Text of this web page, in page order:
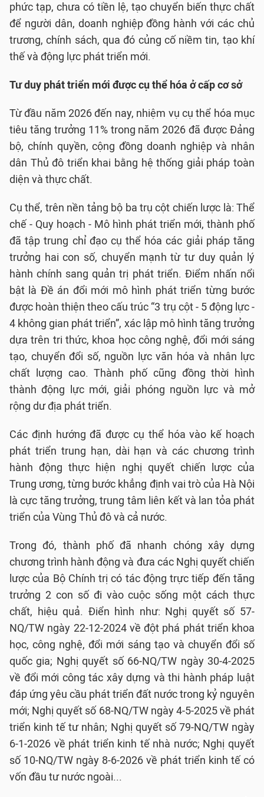
phức tạp, chưa có tiền lệ, tạo chuyển biến thực chất
để người dân, doanh nghiệp đồng hành với các chủ
trương, chính sách, qua đó củng cố niềm tin, tạo khí
thế và động lực phát triển mới.
Tư duy phát triển mới được cụ thể hóa ở cấp cơ sở
Từ đầu năm 2026 đến nay, nhiệm vụ cụ thể hóa mục
tiêu tăng trưởng 11% trong năm 2026 đã được Đảng
bộ, chính quyền, cộng đồng doanh nghiệp và nhân
dân Thủ đô triển khai bằng hệ thống giải pháp toàn
diện và thực chất.
Cụ thể, trên nền tảng bộ ba trụ cột chiến lược là: Thể
chế - Quy hoạch - Mô hình phát triển mới, thành phố
đã tập trung chỉ đạo cụ thể hóa các giải pháp tăng
trưởng hai con số, chuyển mạnh từ tư duy quản lý
hành chính sang quản trị phát triển. Điểm nhấn nổi
bật là Đề án đổi mới mô hình phát triển từng bước
được hoàn thiện theo cấu trúc “3 trụ cột - 5 động lực -
4 không gian phát triển”, xác lập mô hình tăng trưởng
dựa trên tri thức, khoa học công nghệ, đổi mới sáng
tạo, chuyển đổi số, nguồn lực văn hóa và nhân lực
chất lượng cao. Thành phố cũng đồng thời hình
thành động lực mới, giải phóng nguồn lực và mở
rộng dư địa phát triển.
Các định hướng đã được cụ thể hóa vào kế hoạch
phát triển trung hạn, dài hạn và các chương trình
hành động thực hiện nghị quyết chiến lược của
Trung ương, từng bước khẳng định vai trò của Hà Nội
là cực tăng trưởng, trung tâm liên kết và lan tỏa phát
triển của Vùng Thủ đô và cả nước.
Trong đó, thành phố đã nhanh chóng xây dựng
chương trình hành động và đưa các Nghị quyết chiến
lược của Bộ Chính trị có tác động trực tiếp đến tăng
trưởng 2 con số đi vào cuộc sống một cách thực
chất, hiệu quả. Điển hình như: Nghị quyết số 57-
NQ/TW ngày 22-12-2024 về đột phá phát triển khoa
học, công nghệ, đổi mới sáng tạo và chuyển đổi số
quốc gia; Nghị quyết số 66-NQ/TW ngày 30-4-2025
về đổi mới công tác xây dựng và thi hành pháp luật
đáp ứng yêu cầu phát triển đất nước trong kỷ nguyên
mới; Nghị quyết số 68-NQ/TW ngày 4-5-2025 về phát
triển kinh tế tư nhân; Nghị quyết số 79-NQ/TW ngày
6-1-2026 về phát triển kinh tế nhà nước; Nghị quyết
số 10-NQ/TW ngày 8-6-2026 về phát triển kinh tế có
vốn đầu tư nước ngoài...